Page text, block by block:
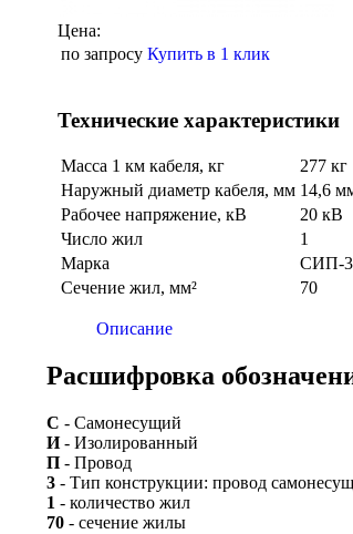
Цена:
по запросу Купить в 1 клик
Технические характеристики
Масса 1 км кабеля, кг
277 кг
Наружный диаметр кабеля, мм 14,6
Рабочее напряжение, кВ
20 кВ
Число жил
1
Марка
СИП-3
Сечение жил, мм²
70
Описание
Расшифровка
С - Самонесущий
И- Изолированный
П - Провод
3 - Тип конструкции: провод
1 - количество жил
70 - сечение жилы